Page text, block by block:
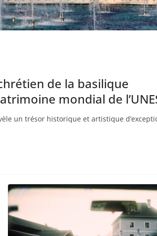
de la basilique
mondial de
un trésor historique et artistique